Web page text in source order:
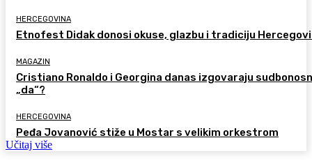
HERCEGOVINA
Etnofest Didak donosi okuse, glazbu i tradiciju
MAGAZIN
Cristiano Ronaldo i Georgina danas izgovaraju
„da“?
HERCEGOVINA
Peđa Jovanović stiže u Mostar s velikim orkestrom
Učitaj više